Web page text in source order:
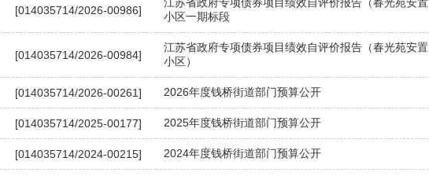
[014035714/2026-00986]
小区一期标段
[014035714/2026-00984]
江苏省政府专项债券项目绩效自评价报告（春光苑安置
小区）
[014035714/2026-00261] 2026年度钱桥街道部门预算公开
[014035714/2025-00177] 2025年度钱桥街道部门预算公开
[014035714/2024-00215] 2024年度钱桥街道部门预算公开